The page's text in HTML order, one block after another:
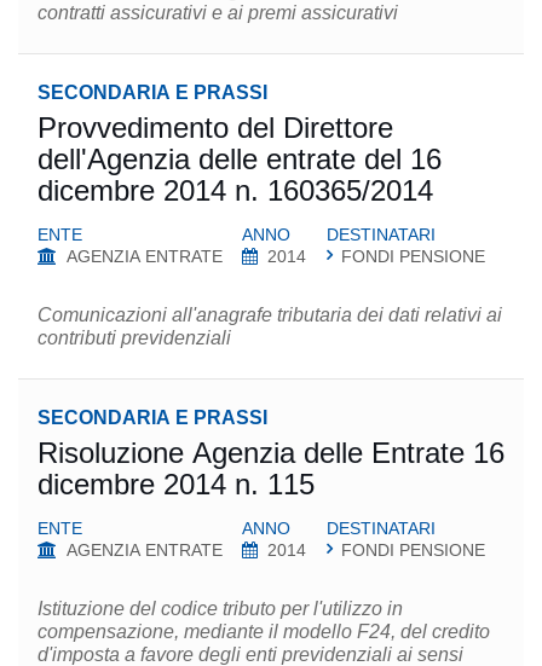
contratti assicurativi e ai premi assicurativi
SECONDARIA E PRASSI
Provvedimento del Direttore
dell'Agenzia delle entrate del 16
dicembre 2014 n. 160365/2014
ENTE
AGENZIA ENTRATE
ANNO
2014
DESTINATARI
FONDI PENSIONE
Comunicazioni all'anagrafe tributaria dei dati relativi ai
contributi previdenziali
SECONDARIA E PRASSI
Risoluzione Agenzia delle Entrate 16
dicembre 2014 n. 115
ENTE
AGENZIA ENTRATE
ANNO
2014
DESTINATARI
FONDI PENSIONE
Istituzione del codice tributo per l'utilizzo in
compensazione, mediante il modello F24, del credito
d'imposta a favore degli enti previdenziali ai sensi